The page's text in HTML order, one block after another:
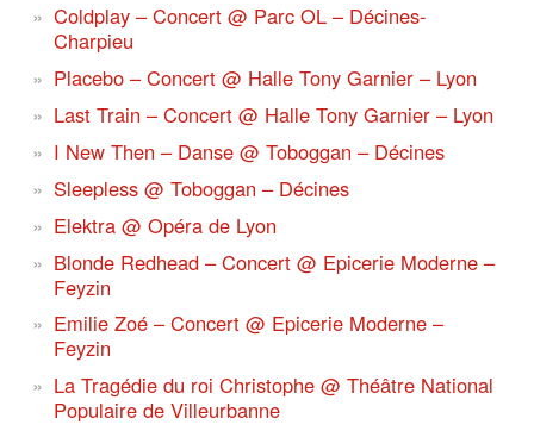
Coldplay – Concert @ Parc OL – Décines-
Charpieu
Placebo – Concert @ Halle Tony Garnier – Lyon
Last Train – Concert @ Halle Tony Garnier – Lyon
I New Then – Danse @ Toboggan – Décines
Sleepless @ Toboggan – Décines
Elektra @ Opéra de Lyon
Blonde Redhead – Concert @ Epicerie Moderne –
Feyzin
Emilie Zoé – Concert @ Epicerie Moderne –
Feyzin
La Tragédie du roi Christophe @ Théâtre National
Populaire de Villeurbanne